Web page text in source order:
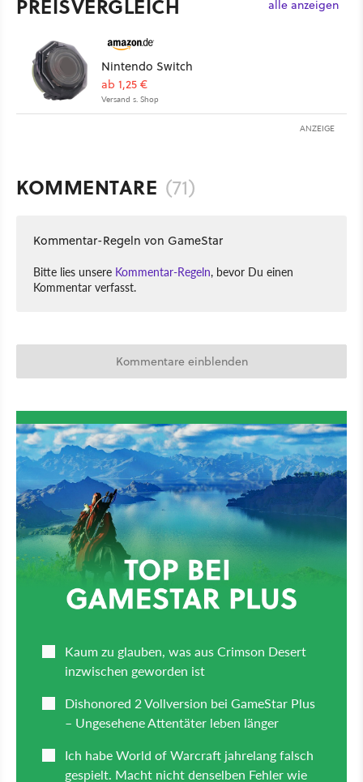
PREISVERGLEICH alle anzeigen
Nintendo Switch
ab 1,25 €
Versand s. Shop
ANZEIGE
KOMMENTARE (71)
Kommentar-Regeln von GameStar
Bitte lies unsere Kommentar-Regeln, bevor Du einen
Kommentar verfasst.
Kommentare einblenden